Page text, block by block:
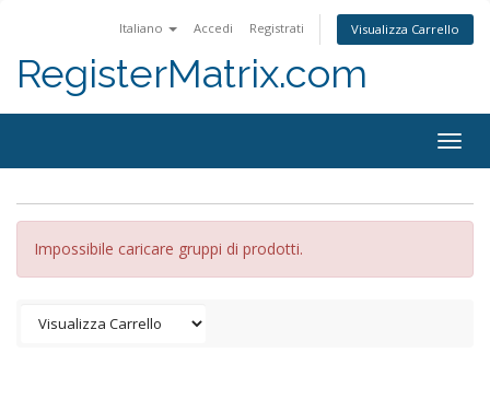
Italiano Accedi Registrati Visualizza Carrello
RegisterMatrix.com
Impossibile caricare gruppi di prodotti.